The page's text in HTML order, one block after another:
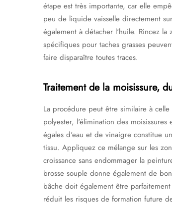
étape est très importante, car elle
peu de liquide vaisselle directement
également à détacher l'huile. Rincez
spécifiques pour taches grasses
faire disparaître toutes traces.
Traitement de la moisissure,
La procédure peut être similaire à
polyester, l'élimination des
égales d'eau et de vinaigre constitue
tissu. Appliquez ce mélange sur les
croissance sans endommager la
brosse souple donne également de
bâche doit également être
réduit les risques de formation future